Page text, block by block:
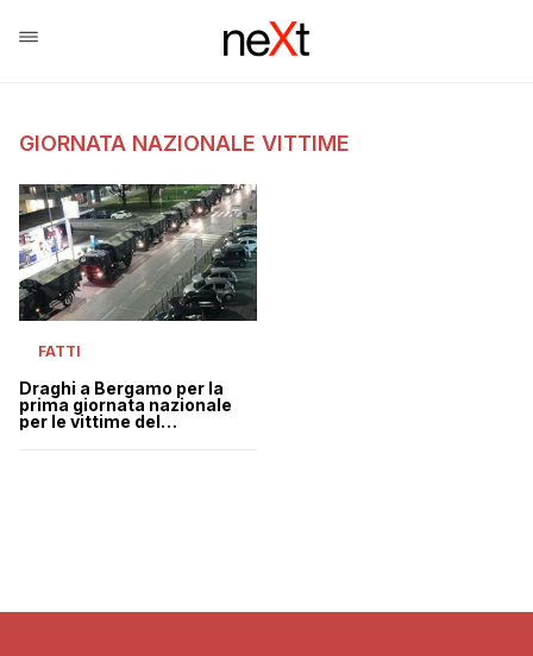
GIORNATA NAZIONALE VITTIME
FATTI
Draghi a Bergamo per la
prima giornata nazionale
per le vittime del